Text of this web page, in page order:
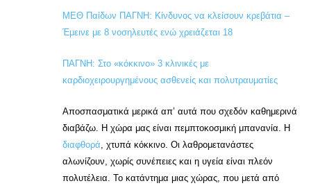
ΜΕΘ Παίδων ΠΑΓΝΗ: Κίνδυνος να κλείσουν κρεβάτια –
Έμεινε με 8 νοσηλευτές ενώ χρειάζεται 18
ΠΑΓΝΗ: Στο «κόκκινο» 3 κλινικές με
καρδιοχειρουργημένους ασθενείς και πολυτραυματίες
Αποσπασματικά μερικά απ’ αυτά που σχεδόν καθημερινά
διαβάζω. Η χώρα μας είναι πεμπτοκοσμική μπανανία. H
διαφθορά , χτυπά κόκκινο. Οι λαθρομετανάστες
αλωνίζουν, χωρίς συνέπειες και η υγεία είναι πλεόν
πολυτέλεια. Το κατάντημα μιας χώρας, που μετά από